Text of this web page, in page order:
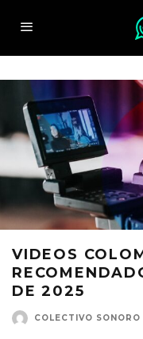
VIDEOS
DE 2025
COLECTIVO SONORO